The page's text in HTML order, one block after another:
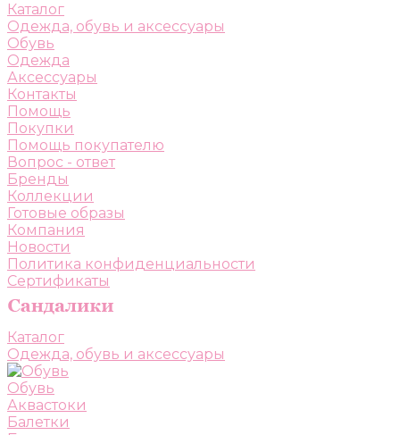
Каталог
Одежда, обувь и аксессуары
Обувь
Одежда
Аксессуары
Контакты
Помощь
Покупки
Помощь покупателю
Вопрос - ответ
Бренды
Коллекции
Готовые образы
Компания
Новости
Политика конфиденциальности
Сертификаты
Каталог
Одежда, обувь и аксессуары
Обувь
Аквастоки
Балетки